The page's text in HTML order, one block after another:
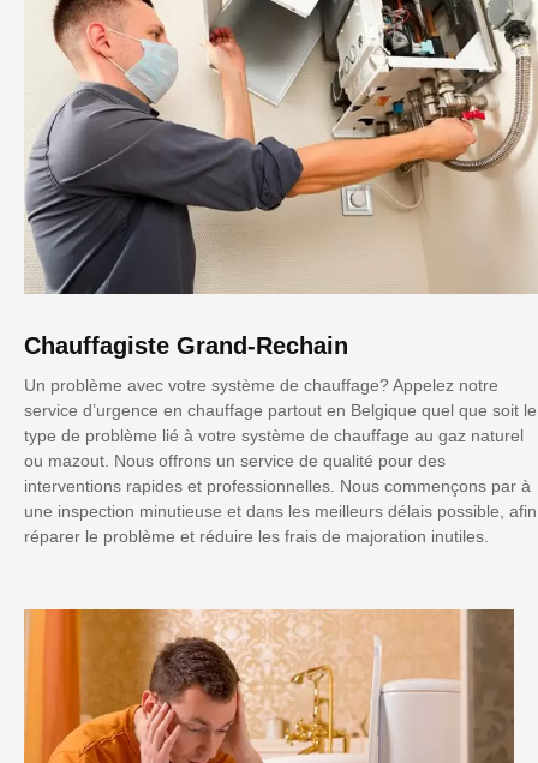
Chauffagiste Grand-Rechain
Un problème avec votre système de chauffage? Appelez notre
service d’urgence en chauffage partout en Belgique quel que soit le
type de problème lié à votre système de chauffage au gaz naturel
ou mazout. Nous offrons un service de qualité pour des
interventions rapides et professionnelles. Nous commençons par à
une inspection minutieuse et dans les meilleurs délais possible, afin
réparer le problème et réduire les frais de majoration inutiles.